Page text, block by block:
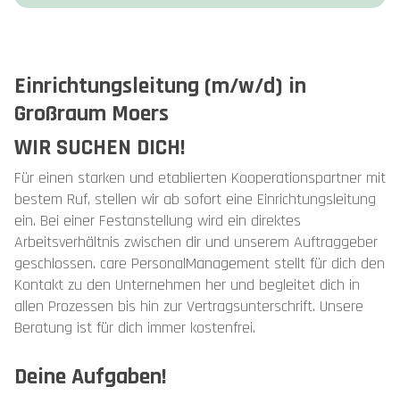
Einrichtungsleitung (m/w/d) in
Großraum Moers
WIR SUCHEN DICH!
Für einen starken und etablierten Kooperationspartner mit
bestem Ruf, stellen wir ab sofort eine Einrichtungsleitung
ein. Bei einer Festanstellung wird ein direktes
Arbeitsverhältnis zwischen dir und unserem Auftraggeber
geschlossen. care PersonalManagement stellt für dich den
Kontakt zu den Unternehmen her und begleitet dich in
allen Prozessen bis hin zur Vertragsunterschrift. Unsere
Beratung ist für dich immer kostenfrei.
Deine Aufgaben!